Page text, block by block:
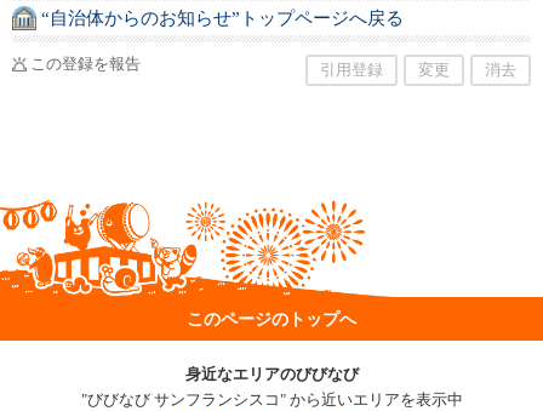
“自治体からのお知らせ”トップページへ戻る
この登録を報告 引用登録 変更 消去
このページのトップへ
身近なエリアのびびなび
"びびなび サンフランシスコ" から近いエリアを表示中